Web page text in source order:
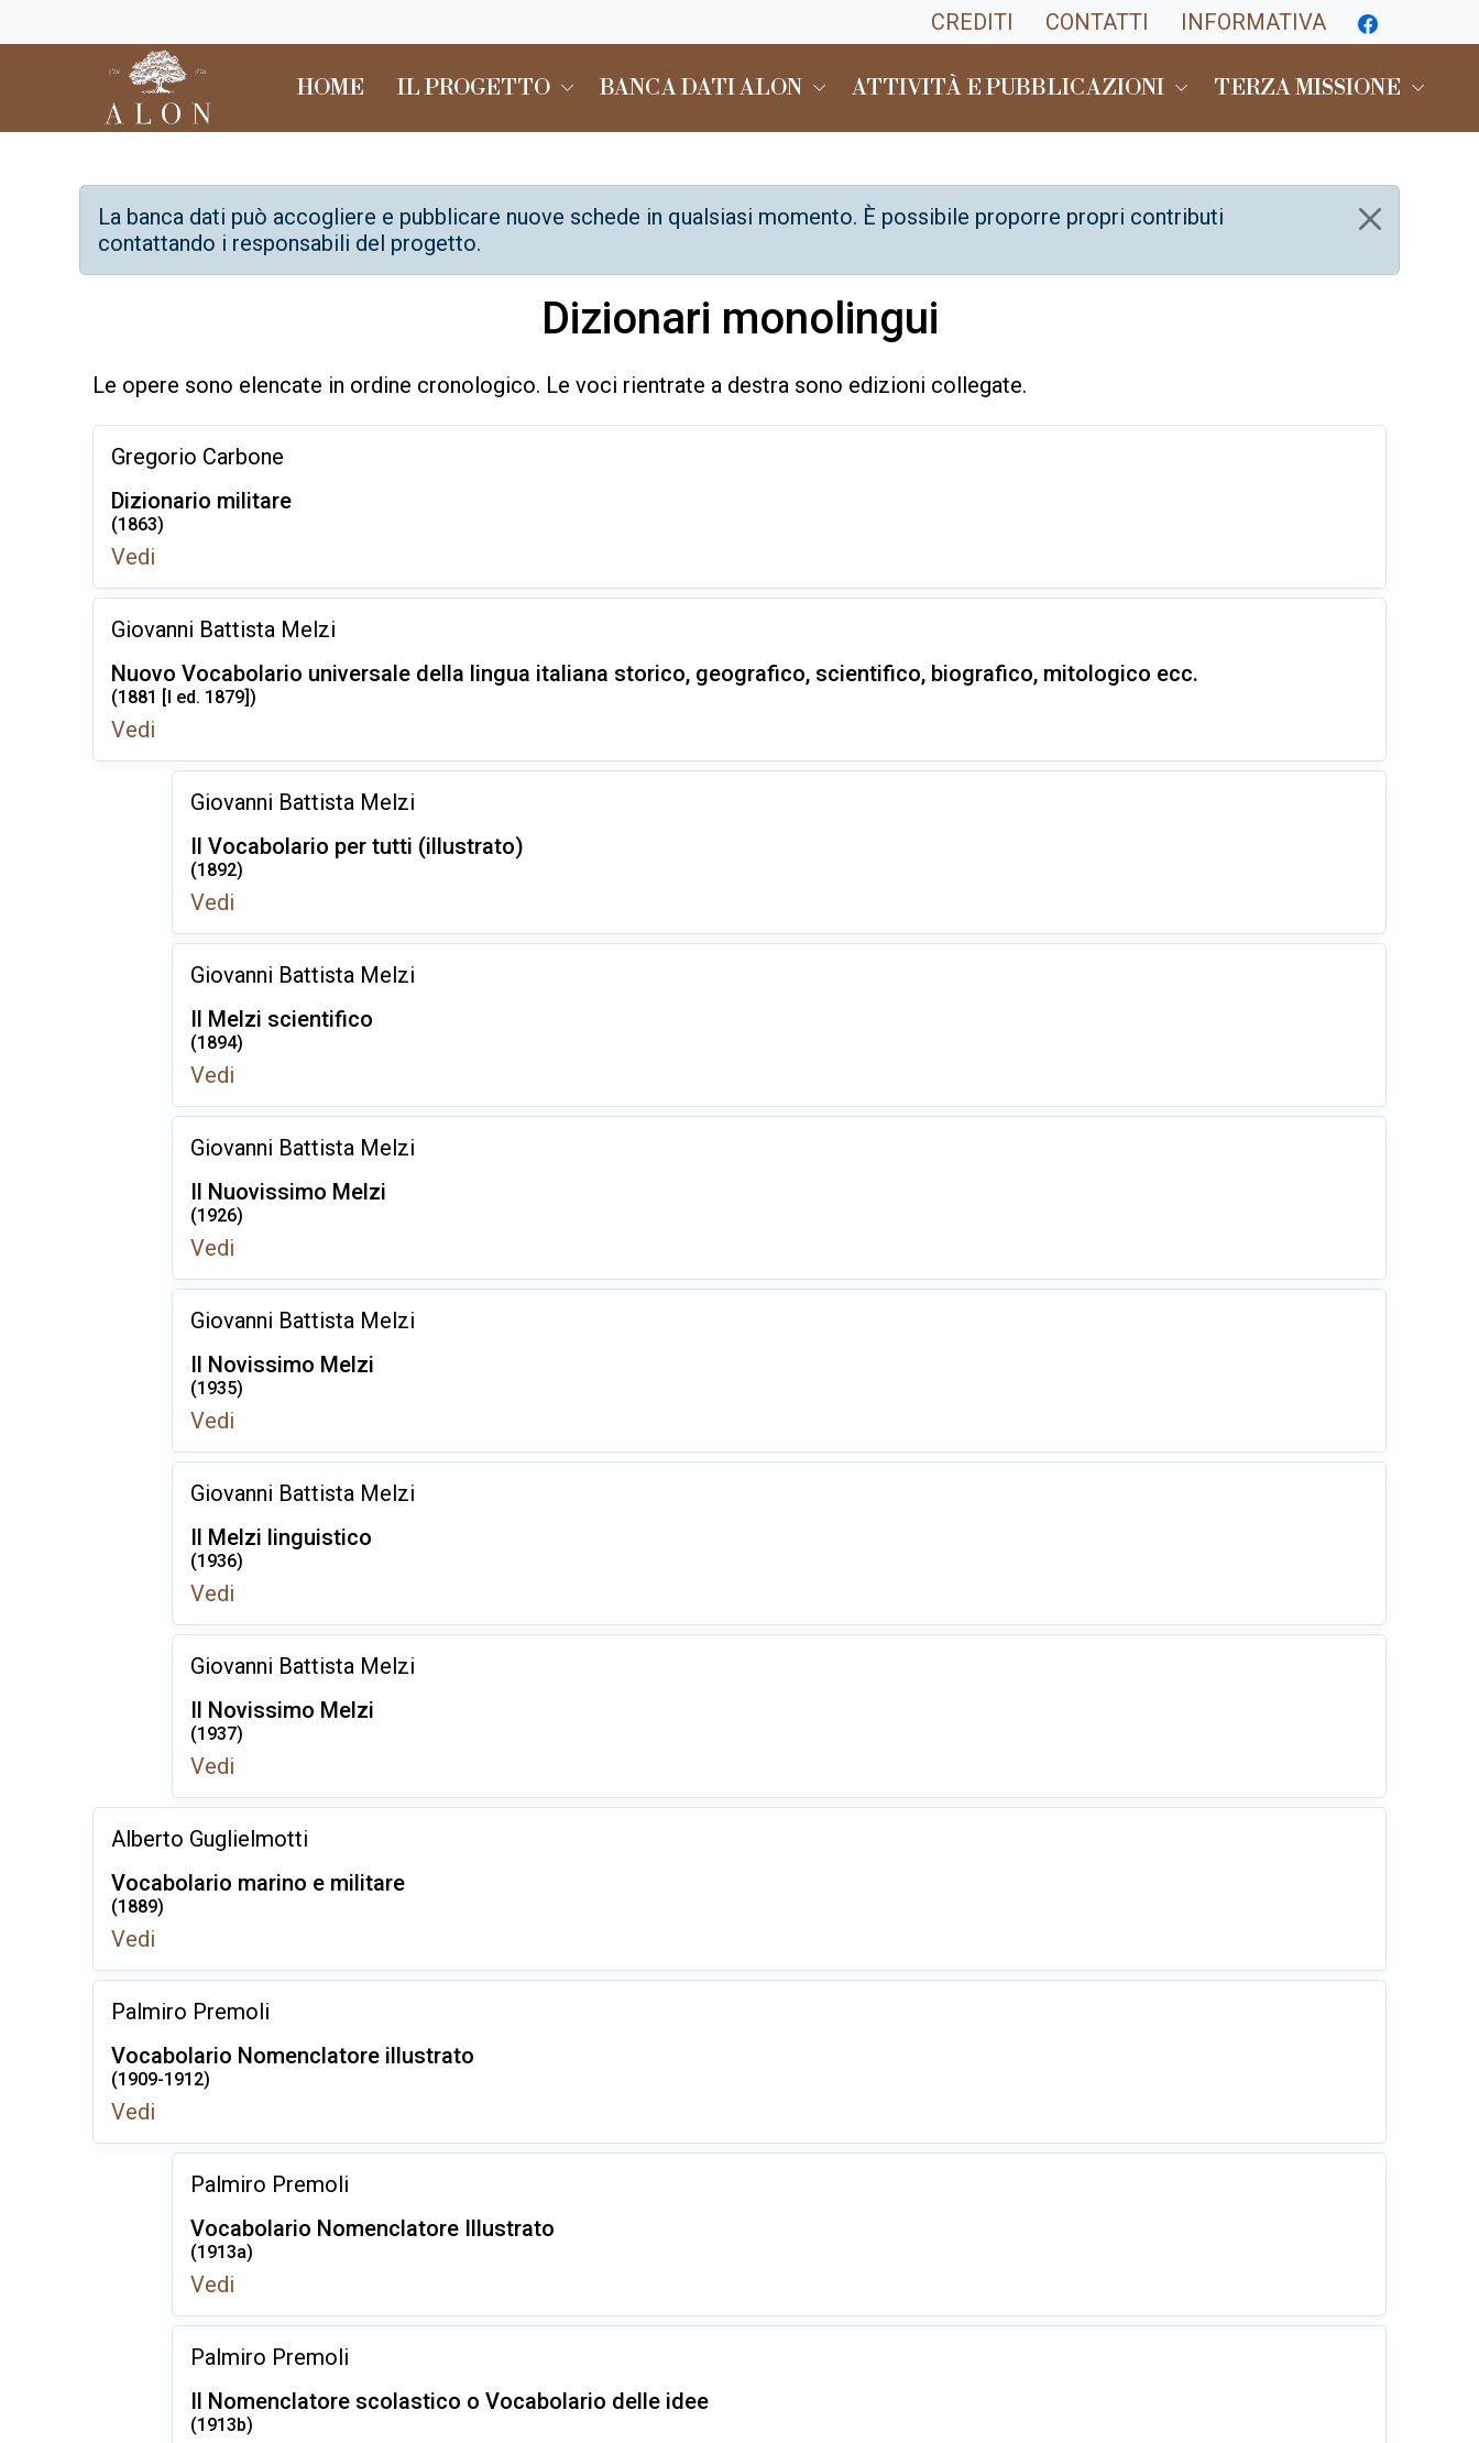
CREDITI CONTATTI INFORMATIVA
HOME IL PROGETTO BANCA DATI ALON ATTIVITÀ E PUBBLICAZIONI TERZA MISSIONE
La banca dati può accogliere e pubblicare nuove schede in qualsiasi momento. È possibile proporre propri contributi
contattando i responsabili del progetto.
Dizionari monolingui
Le opere sono elencate in ordine cronologico. Le voci rientrate a destra sono edizioni collegate.
Gregorio Carbone
Dizionario militare
(1863)
Vedi
Giovanni Battista Melzi
Nuovo Vocabolario universale della lingua italiana storico, geografico, scientifico, biografico, mitologico ecc.
(1881 [I ed. 1879])
Vedi
Giovanni Battista Melzi
Il Vocabolario per tutti (illustrato)
(1892)
Vedi
Giovanni Battista Melzi
Il Melzi scientifico
(1894)
Vedi
Giovanni Battista Melzi
Il Nuovissimo Melzi
(1926)
Vedi
Giovanni Battista Melzi
Il Novissimo Melzi
(1935)
Vedi
Giovanni Battista Melzi
Il Melzi linguistico
(1936)
Vedi
Giovanni Battista Melzi
Il Novissimo Melzi
(1937)
Vedi
Alberto Guglielmotti
Vocabolario marino e militare
(1889)
Vedi
Palmiro Premoli
Vocabolario Nomenclatore illustrato
(1909-1912)
Vedi
Palmiro Premoli
Vocabolario Nomenclatore Illustrato
(1913a)
Vedi
Palmiro Premoli
Il Nomenclatore scolastico o Vocabolario delle idee
(1913b)